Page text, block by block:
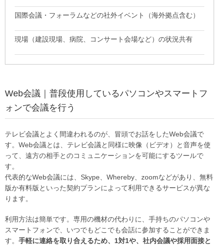
国際会議・フォーラムなどの社外イベント（海外拠点含む）
現場（建設現場、病院、コンサート会場など）の状況共有
Web会議｜普段使用しているパソコンやスマートフ
ォンで会議を行う
テレビ会議とよく間違われるのが、冒頭でお話をしたWeb会議で
す。Web会議とは、テレビ会議と同様に映像（ビデオ）と音声を使
って、遠方の相手とのコミュニケーションを可能にするツールで
す。
代表的なWeb会議には、Skype、Whereby、zoomなどがあり、無料
版か有料版といった契約プランによって利用できるサービスが異な
ります。
利用方法は簡単です。専用の機材の代わりに、手持ちのパソコンや
スマートフォンで、いつでもどこでも会話に参加することができま
す。 手軽に連絡を取り合えるため、1対1や、社内会議や採用面接と